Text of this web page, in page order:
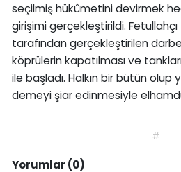
seçilmiş hükûmetini devirmek
girişimi gerçekleştirildi.
tarafından gerçekleştirilen
köprülerin kapatılması ve
ile başladı. Halkın bir bütün
demeyi şiar edinmesiyle
#
Yorumlar (0)